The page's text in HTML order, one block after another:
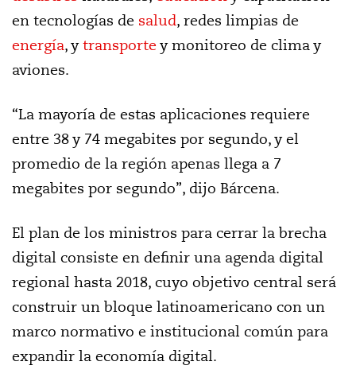
en tecnologías de salud, redes limpias de
energía, ytransportey monitoreo de clima y
aviones.
“La mayoría de estas aplicaciones requiere
entre 38 y 74 megabites por segundo, y el
promedio de la región apenas llega a 7
megabites por segundo”, dijo Bárcena.
El plan de los ministros para cerrar la brecha
digital consiste en definir una agenda digital
regional hasta 2018, cuyo objetivo central será
construir un bloque latinoamericano con un
marco normativo e institucional común para
expandir la economía digital.